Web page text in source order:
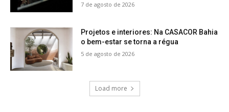
7 de agosto de 2026
Projetos e interiores: Na CASACOR Bahia
o bem-estar se torna a régua
5 de agosto de 2026
Load more